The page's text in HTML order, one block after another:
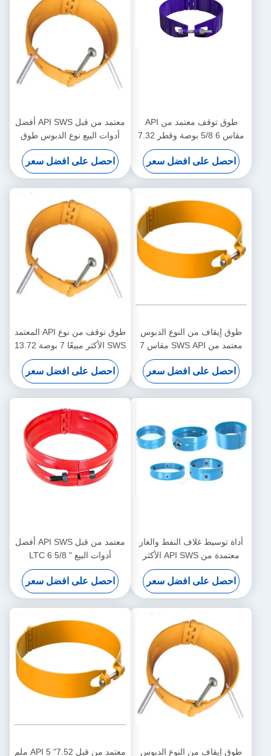
طوق توقف معتمد من API
مقاس 6 5/8 بوصة وقطر 7.32
مم من النوع دبوس الأكثر مبيعًا
من فولاذ SWS عالي الكربون
محدد الحركة للمركزات الأنابيب
احصل على افضل سعر
معتمد من قبل API SWS أفضل
أدوات البيع نوع الدبوس طوق
وقف 5 1/2 " 6.20mm1 سنة
الضمان أداة مركزية غلاف النفط
والغاز
احصل على افضل سعر
طوق إيقاف من النوع الدبوس
معتمد من SWS API مقاس 7
بوصات 15.88 مم ضمان لمدة
سنة واحدة لتطبيقات مركزية
غلاف النفط والغاز
احصل على افضل سعر
طوق توقف من نوع API المعتمد
SWS الأكثر مبيعًا 7 بوصة 13.72
مم ضمان لمدة عام أداة توسيط
غلاف النفط والغاز
احصل على افضل سعر
أداة توسيط غلاف النفط والغاز
معتمدة من API SWS الأكثر
مبيعًا LTC 6 5/8 بوصة 8.94 مم
من نوع الدبوس
احصل على افضل سعر
معتمد من قبل API SWS أفضل
أدوات البيع LTC 6 5/8 "
10.59mm نوع الدبوس وقف
طوق النفط والغاز غلاف مركزية
أداة
احصل على افضل سعر
طوق إيقاف من النوع الدبوس
معتمد من قبل API 5 "7.52 ملم